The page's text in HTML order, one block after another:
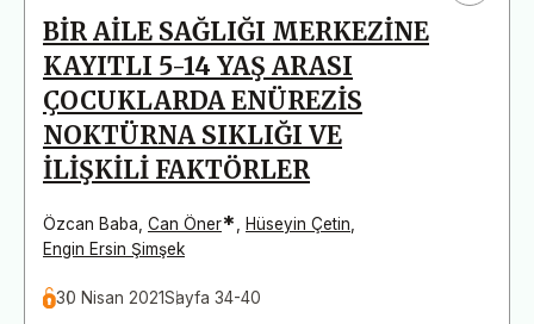
BİR AİLE SAĞLIĞI MERKEZİNE
KAYITLI 5-14 YAŞ ARASI
ÇOCUKLARDA ENÜREZİS
NOKTÜRNA SIKLIĞI VE
İLİŞKİLİ FAKTÖRLER
Özcan Baba Can Öner* Hüseyin Çetin
Engin Ersin Şimşek
30 Nisan 2021Sayfa 34-40